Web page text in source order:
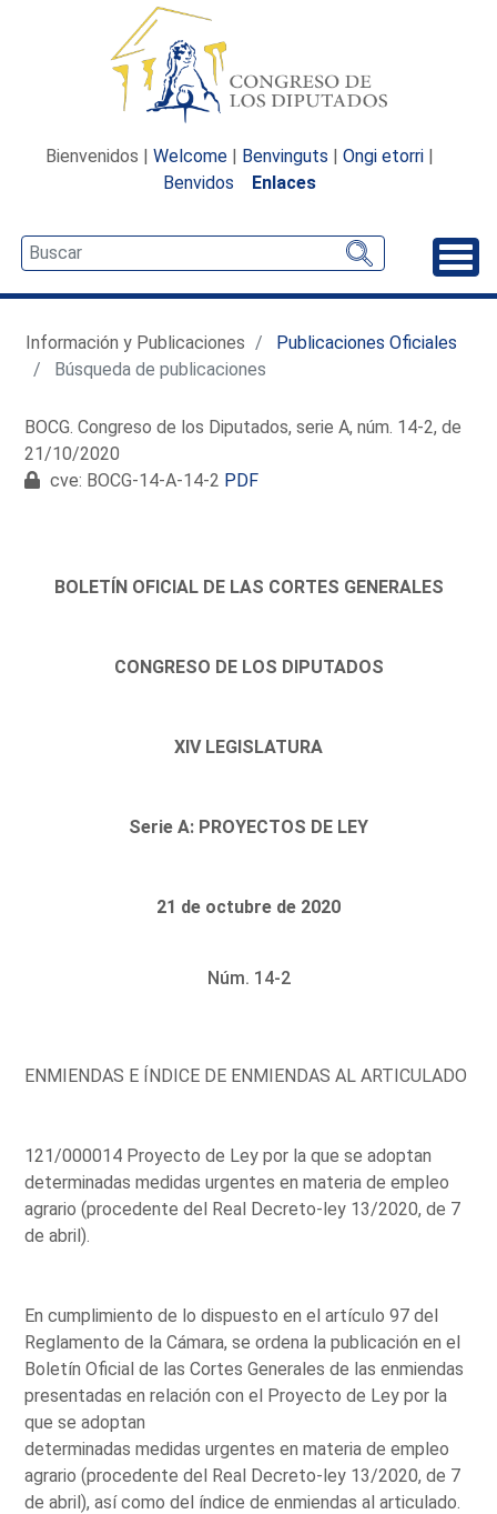
Bienvenidos | Welcome | Benvinguts | Ongi etorri |
Benvidos
Enlaces
Información y Publicaciones
Publicaciones Oficiales
Búsqueda de publicaciones
BOCG. Congreso de los Diputados, serie A, núm. 14-2, de
21/10/2020
cve: BOCG-14-A-14-2 PDF
BOLETÍN OFICIAL DE LAS CORTES GENERALES
CONGRESO DE LOS DIPUTADOS
XIV LEGISLATURA
Serie A: PROYECTOS DE LEY
21 de octubre de 2020
Núm. 14-2
ENMIENDAS E ÍNDICE DE ENMIENDAS AL ARTICULADO
121/000014 Proyecto de Ley por la que se adoptan
determinadas medidas urgentes en materia de empleo
agrario (procedente del Real Decreto-ley 13/2020, de 7
de abril).
En cumplimiento de lo dispuesto en el artículo 97 del
Reglamento de la Cámara, se ordena la publicación en el
Boletín Oficial de las Cortes Generales de las enmiendas
presentadas en relación con el Proyecto de Ley por la
que se adoptan
determinadas medidas urgentes en materia de empleo
agrario (procedente del Real Decreto-ley 13/2020, de 7
de abril), así como del índice de enmiendas al articulado.